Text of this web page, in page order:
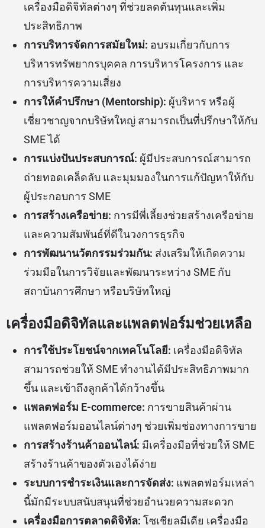
เครื่องมือดิจิทัลต่างๆ ที่ช่วยลดต้นทุนและเพิ่ม
ประสิทธิภาพ
การบริหารจัดการสมัยใหม่: อบรมเกี่ยวกับการ
บริหารทรัพยากรบุคคล การบริหารโครงการ และ
การบริหารความเสี่ยง
การให้คำปรึกษา (Mentorship): ผู้บริหาร หรือผู้
เชี่ยวชาญจากบริษัทใหญ่ สามารถเป็นที่ปรึกษาให้กับ
SME ได้
การแบ่งปันประสบการณ์: ผู้มีประสบการณ์สามารถ
ถ่ายทอดเคล็ดลับ และมุมมองในการแก้ปัญหาให้กับ
ผู้ประกอบการ SME
การสร้างเครือข่าย: การมีพี่เลี้ยงช่วยสร้างเครือข่าย
และความสัมพันธ์ที่ดีในวงการธุรกิจ
การพัฒนานวัตกรรมร่วมกัน: ส่งเสริมให้เกิดความ
ร่วมมือในการวิจัยและพัฒนาระหว่าง SME กับ
สถาบันการศึกษา หรือบริษัทใหญ่
เครื่องมือดิจิทัลและแพลตฟอร์มช่วยเหลือ
การใช้ประโยชน์จากเทคโนโลยี: เครื่องมือดิจิทัล
สามารถช่วยให้ SME ทำงานได้มีประสิทธิภาพมาก
ขึ้น และเข้าถึงลูกค้าได้กว้างขึ้น
แพลตฟอร์ม E-commerce: การขายสินค้าผ่าน
แพลตฟอร์มออนไลน์ต่างๆ ช่วยเพิ่มช่องทางการขาย
การสร้างร้านค้าออนไลน์: มีเครื่องมือที่ช่วยให้ SME
สร้างร้านค้าของตัวเองได้ง่าย
ระบบการชำระเงินและการจัดส่ง: แพลตฟอร์มเหล่า
นี้มักมีระบบสนับสนุนที่ช่วยอำนวยความสะดวก
เครื่องมือการตลาดดิจิทัล: โซเชียลมีเดีย เครื่องมือ